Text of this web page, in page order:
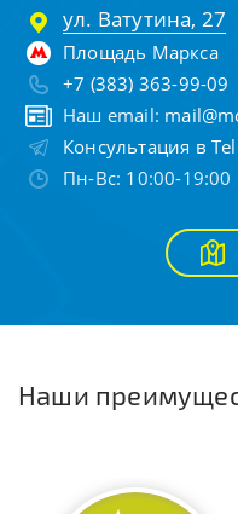
ул. Ватутина, 27
Площадь Маркса
+7 (383) 363-99-09
Наш email:
Консультация в
Пн-Вс: 10:00-19:00
Наши